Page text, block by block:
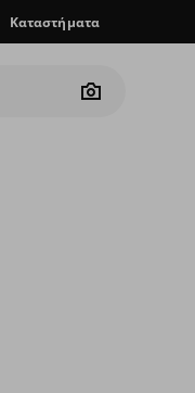
Καταστήματα
Camera